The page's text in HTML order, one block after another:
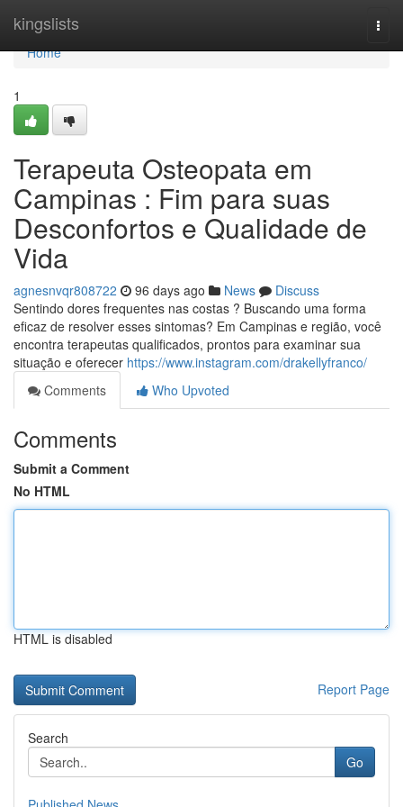
kingslists
Home
Home
1
Terapeuta Osteopata em
Campinas : Fim para suas
Desconfortos e Qualidade de
Vida
agnesnvqr808722 96 days ago News
Discuss
Sentindo dores frequentes nas costas ? Buscando uma forma
eficaz de resolver esses sintomas? Em Campinas e região, você
encontra terapeutas qualificados, prontos para examinar sua
situação e oferecer https://www.instagram.com/drakellyfranco/
Comments
Who Upvoted
Comments
Submit a Comment
No HTML
HTML is disabled
Report Page
Search
Go